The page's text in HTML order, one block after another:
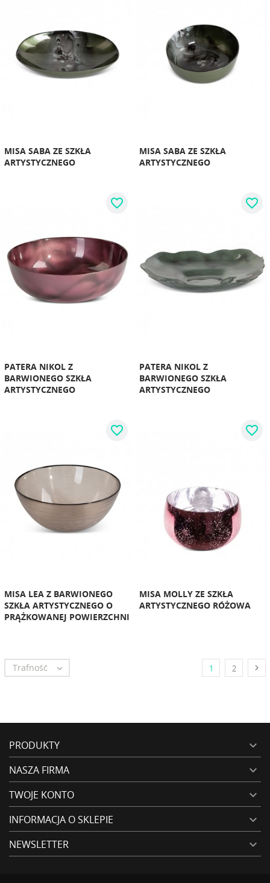
MISA SABA ZE SZKŁA
ARTYSTYCZNEGO
MISA SABA ZE SZKŁA
ARTYSTYCZNEGO
PATERA NIKOL Z
BARWIONEGO SZKŁA
ARTYSTYCZNEGO
favorite_border
PATERA NIKOL Z
BARWIONEGO SZKŁA
ARTYSTYCZNEGO
favorite_border
MISA LEA Z BARWIONEGO
SZKŁA ARTYSTYCZNEGO O
PRĄŻKOWANEJ POWIERZCHNI
favorite_border
MISA MOLLY ZE SZKŁA
ARTYSTYCZNEGO RÓŻOWA
favorite_border
Trafność  1 2 
PRODUKTY 
NASZA FIRMA 
TWOJE KONTO 
INFORMACJA O SKLEPIE 
NEWSLETTER 